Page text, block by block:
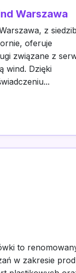
Warszawa
z
oferuje
związane z
wind. Dzięki
to
w zakresie